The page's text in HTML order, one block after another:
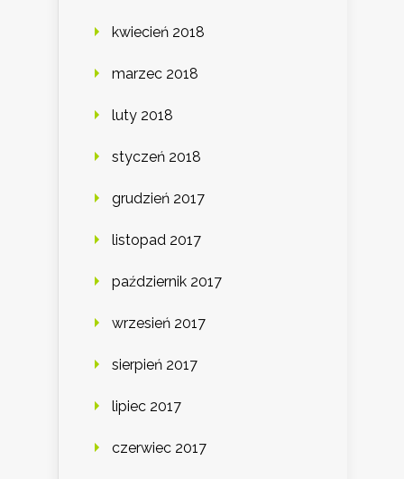
kwiecień 2018
marzec 2018
luty 2018
styczeń 2018
grudzień 2017
listopad 2017
październik 2017
wrzesień 2017
sierpień 2017
lipiec 2017
czerwiec 2017